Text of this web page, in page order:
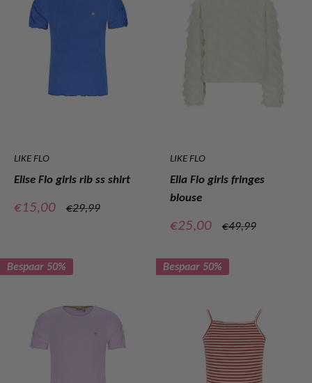
LIKE FLO
Elise Flo girls rib ss shirt
Verkoopprijs
€15,00
Normale
€29,99
LIKE FLO
Ella Flo girls fringes
blouse
Verkoopprijs
€25,00
Normale
€49,99
Bespaar 50% Bespaar 50%